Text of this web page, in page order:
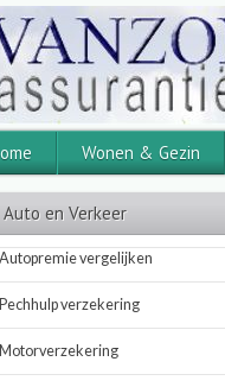
Wonen & Gezin
Auto en Verkeer
Autopremie vergelijken
Pechhulp verzekering
Motorverzekering